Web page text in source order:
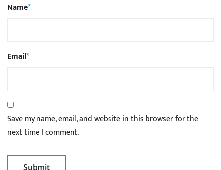
Name*
Email*
Save my name, email, and website in this browser for the
next time I comment.